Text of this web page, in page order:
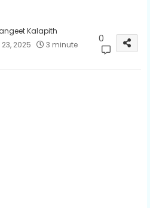
Kalapith
2025
3 minute
0